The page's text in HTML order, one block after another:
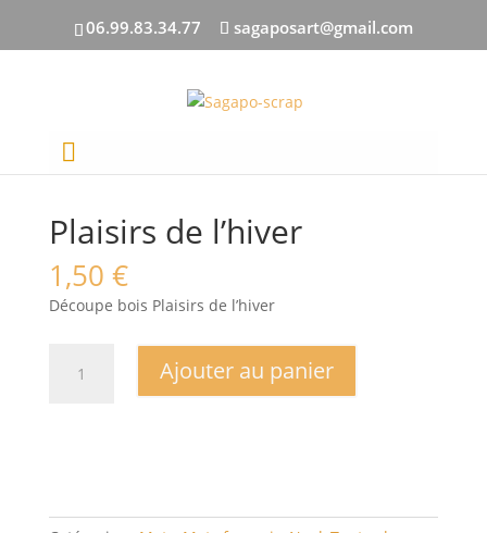
06.99.83.34.77 sagaposart@gmail.com
Accueil
Plaisirs de l’hiver
1,50 €
Découpe bois Plaisirs de l’hiver
Ajouter au panier